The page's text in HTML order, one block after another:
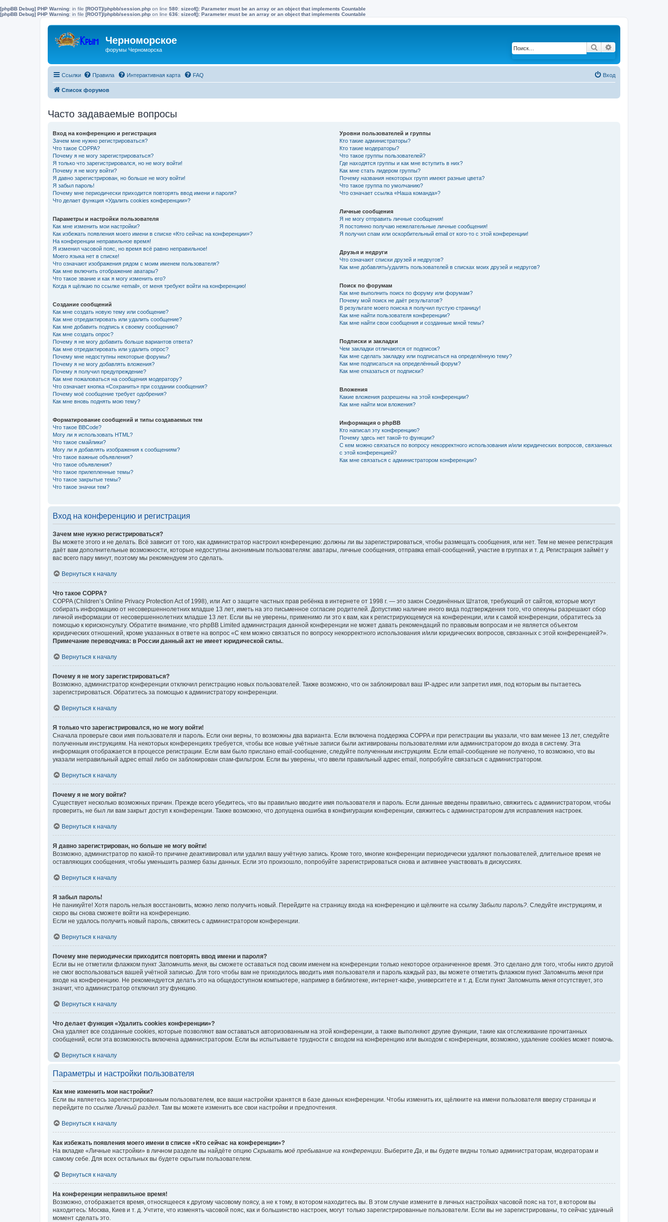
[phpBB Debug] PHP Warning: in file [ROOT]/phpbb/session.php on line 580: sizeof(): Parameter must be an array or an object that implements Countable
[phpBB Debug] PHP Warning: in file [ROOT]/phpbb/session.php on line 636: sizeof(): Parameter must be an array or an object that implements Countable
Черноморское
форумы Черноморска Поиск
Ссылки Правила Интерактивная карта FAQ Вход
Список форумов
Часто задаваемые вопросы
Вход на конференцию и регистрация
Зачем мне нужно регистрироваться?
Что такое COPPA?
Почему я не могу зарегистрироваться?
Я только что зарегистрировался, но не могу войти!
Почему я не могу войти?
Я давно зарегистрирован, но больше не могу войти!
Я забыл пароль!
Почему мне периодически приходится повторять ввод имени и пароля?
Что делает функция «Удалить cookies конференции»?
Параметры и настройки пользователя
Как мне изменить мои настройки?
Как избежать появления моего имени в списке «Кто сейчас на конференции»?
На конференции неправильное время!
Я изменил часовой пояс, но время всё равно неправильное!
Моего языка нет в списке!
Что означают изображения рядом с моим именем пользователя?
Как мне включить отображение аватары?
Что такое звание и как я могу изменить его?
Когда я щёлкаю по ссылке «email», от меня требуют войти на конференцию!
Создание сообщений
Как мне создать новую тему или сообщение?
Как мне отредактировать или удалить сообщение?
Как мне добавить подпись к своему сообщению?
Как мне создать опрос?
Почему я не могу добавить больше вариантов ответа?
Как мне отредактировать или удалить опрос?
Почему мне недоступны некоторые форумы?
Почему я не могу добавлять вложения?
Почему я получил предупреждение?
Как мне пожаловаться на сообщения модератору?
Что означает кнопка «Сохранить» при создании сообщения?
Почему моё сообщение требует одобрения?
Как мне вновь поднять мою тему?
Форматирование сообщений и типы создаваемых тем
Что такое BBCode?
Могу ли я использовать HTML?
Что такое смайлики?
Могу ли я добавлять изображения к сообщениям?
Что такое важные объявления?
Что такое объявления?
Что такое прилепленные темы?
Что такое закрытые темы?
Что такое значки тем?
Уровни пользователей и группы
Кто такие администраторы?
Кто такие модераторы?
Что такое группы пользователей?
Где находятся группы и как мне вступить в них?
Как мне стать лидером группы?
Почему названия некоторых групп имеют разные цвета?
Что такое группа по умолчанию?
Что означает ссылка «Наша команда»?
Личные сообщения
Я не могу отправить личные сообщения!
Я постоянно получаю нежелательные личные сообщения!
Я получил спам или оскорбительный email от кого-то с этой конференции!
Друзья и недруги
Что означают списки друзей и недругов?
Как мне добавлять/удалять пользователей в списках моих друзей и недругов?
Поиск по форумам
Как мне выполнить поиск по форуму или форумам?
Почему мой поиск не даёт результатов?
В результате моего поиска я получил пустую страницу!
Как мне найти пользователя конференции?
Как мне найти свои сообщения и созданные мной темы?
Подписки и закладки
Чем закладки отличаются от подписок?
Как мне сделать закладку или подписаться на определённую тему?
Как мне подписаться на определённый форум?
Как мне отказаться от подписки?
Вложения
Какие вложения разрешены на этой конференции?
Как мне найти мои вложения?
Информация о phpBB
Кто написал эту конференцию?
Почему здесь нет такой-то функции?
С кем можно связаться по вопросу некорректного использования и/или юридических вопросов, связанных
с этой конференцией?
Как мне связаться с администратором конференции?
Вход на конференцию и регистрация
Зачем мне нужно регистрироваться?
Вы можете этого и не делать. Всё зависит от того, как администратор настроил конференцию: должны ли вы зарегистрироваться, чтобы размещать сообщения, или нет. Тем не менее регистрация
даёт вам дополнительные возможности, которые недоступны анонимным пользователям: аватары, личные сообщения, отправка email-сообщений, участие в группах и т. д. Регистрация займёт у
вас всего пару минут, поэтому мы рекомендуем это сделать.
Вернуться к началу
Что такое COPPA?
COPPA (Children’s Online Privacy Protection Act of 1998), или Акт о защите частных прав ребёнка в интернете от 1998 г. — это закон Соединённых Штатов, требующий от сайтов, которые могут
собирать информацию от несовершеннолетних младше 13 лет, иметь на это письменное согласие родителей. Допустимо наличие иного вида подтверждения того, что опекуны разрешают сбор
личной информации от несовершеннолетних младше 13 лет. Если вы не уверены, применимо ли это к вам, как к регистрирующемуся на конференции, или к самой конференции, обратитесь за
помощью к юрисконсульту. Обратите внимание, что phpBB Limited администрация данной конференции не может давать рекомендаций по правовым вопросам и не является объектом
юридических отношений, кроме указанных в ответе на вопрос «С кем можно связаться по вопросу некорректного использования и/или юридических вопросов, связанных с этой конференцией?».
Примечание переводчика: в России данный акт не имеет юридической силы.
Вернуться к началу
Почему я не могу зарегистрироваться?
Возможно, администратор конференции отключил регистрацию новых пользователей. Также возможно, что он заблокировал ваш IP-адрес или запретил имя, под которым вы пытаетесь
зарегистрироваться. Обратитесь за помощью к администратору конференции.
Вернуться к началу
Я только что зарегистрировался, но не могу войти!
Сначала проверьте свои имя пользователя и пароль. Если они верны, то возможны два варианта. Если включена поддержка COPPA и при регистрации вы указали, что вам менее 13 лет, следуйте
полученным инструкциям. На некоторых конференциях требуется, чтобы все новые учётные записи были активированы пользователями или администратором до входа в систему. Эта
информация отображается в процессе регистрации. Если вам было прислано email-сообщение, следуйте полученным инструкциям. Если email-сообщение не получено, то возможно, что вы
указали неправильный адрес email либо он заблокирован спам-фильтром. Если вы уверены, что ввели правильный адрес email, попробуйте связаться с администратором.
Вернуться к началу
Почему я не могу войти?
Существует несколько возможных причин. Прежде всего убедитесь, что вы правильно вводите имя пользователя и пароль. Если данные введены правильно, свяжитесь с администратором, чтобы
проверить, не был ли вам закрыт доступ к конференции. Также возможно, что допущена ошибка в конфигурации конференции, свяжитесь с администратором для исправления настроек.
Вернуться к началу
Я давно зарегистрирован, но больше не могу войти!
Возможно, администратор по какой-то причине деактивировал или удалил вашу учётную запись. Кроме того, многие конференции периодически удаляют пользователей, длительное время не
оставляющих сообщения, чтобы уменьшить размер базы данных. Если это произошло, попробуйте зарегистрироваться снова и активнее участвовать в дискуссиях.
Вернуться к началу
Я забыл пароль!
Не паникуйте! Хотя пароль нельзя восстановить, можно легко получить новый. Перейдите на страницу входа на конференцию и щёлкните на ссылку Забыли пароль? . Следуйте инструкциям, и
скоро вы снова сможете войти на конференцию.
Если не удалось получить новый пароль, свяжитесь с администратором конференции.
Вернуться к началу
Почему мне периодически приходится повторять ввод имени и пароля?
Если вы не отметили флажком пункт Запомнить меня , вы сможете оставаться под своим именем на конференции только некоторое ограниченное время. Это сделано для того, чтобы никто другой
не смог воспользоваться вашей учётной записью. Для того чтобы вам не приходилось вводить имя пользователя и пароль каждый раз, вы можете отметить флажком пункт Запомнить меня при
входе на конференцию. Не рекомендуется делать это на общедоступном компьютере, например в библиотеке, интернет-кафе, университете и т. д. Если пункт Запомнить меня отсутствует, это
значит, что администратор отключил эту функцию.
Вернуться к началу
Что делает функция «Удалить cookies конференции»?
Она удаляет все созданные cookies, которые позволяют вам оставаться авторизованным на этой конференции, а также выполняют другие функции, такие как отслеживание прочитанных
сообщений, если эта возможность включена администратором. Если вы испытываете трудности с входом на конференцию или выходом с конференции, возможно, удаление cookies может помочь.
Вернуться к началу
Параметры и настройки пользователя
Как мне изменить мои настройки?
Если вы являетесь зарегистрированным пользователем, все ваши настройки хранятся в базе данных конференции. Чтобы изменить их, щёлкните на имени пользователя вверху страницы и
перейдите по ссылке Личный раздел . Там вы можете изменить все свои настройки и предпочтения.
Вернуться к началу
Как избежать появления моего имени в списке «Кто сейчас на конференции»?
На вкладке «Личные настройки» в личном разделе вы найдёте опцию Скрывать моё пребывание на конференции . Выберите Да , и вы будете видны только администраторам, модераторам и
самому себе. Для всех остальных вы будете скрытым пользователем.
Вернуться к началу
На конференции неправильное время!
Возможно, отображается время, относящееся к другому часовому поясу, а не к тому, в котором находитесь вы. В этом случае измените в личных настройках часовой пояс на тот, в котором вы
находитесь: Москва, Киев и т. д. Учтите, что изменять часовой пояс, как и большинство настроек, могут только зарегистрированные пользователи. Если вы не зарегистрированы, то сейчас удачный
момент сделать это.